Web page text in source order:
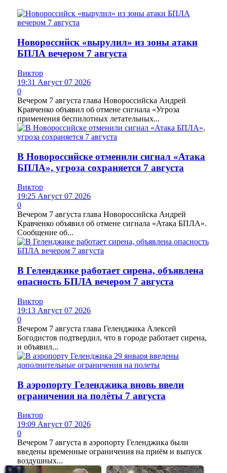
Новороссийск «вырулил» из зоны атаки
БПЛА вечером 7 августа
Виктор
19:31 Август 07 2026
0
Вечером 7 августа глава Новороссийска Андрей
Кравченко объявил об отмене сигнала «Угроза
применения беспилотных летательных...
В Новороссийске отменили сигнал «Атака
БПЛА», угроза сохраняется 7 августа
Виктор
19:25 Август 07 2026
0
Вечером 7 августа глава Новороссийска Андрей
Кравченко объявил об отмене сигнала «Атака БПЛА».
Сообщение об...
В Геленджике работает сирена, объявлена
опасность БПЛА вечером 7 августа
Виктор
19:13 Август 07 2026
0
Вечером 7 августа глава Геленджика Алексей
Богодистов подтвердил, что в городе работает сирена,
и объявил...
В аэропорту Геленджика вновь ввели
ограничения на полёты 7 августа
Виктор
19:09 Август 07 2026
0
Вечером 7 августа в аэропорту Геленджика были
введены временные ограничения на приём и выпуск
воздушных...